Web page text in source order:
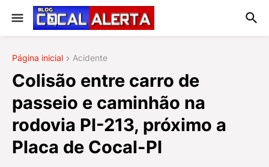
Página inicial Acidente
Colisão entre carro de
passeio e caminhão na
rodovia PI-213, próximo a
Placa de Cocal-PI